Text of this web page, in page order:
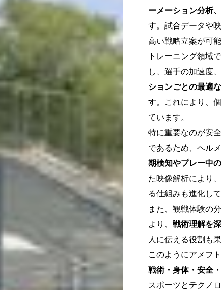
ーメーション分析
す。試合データや
高い戦略立案が可
トレーニング領域
し、選手の加速度
ションごとの最適
す。これにより、
ています。
特に重要なのが安
であるため、ヘル
期検知やプレー中
た映像解析により
る仕組みも進化して
また、観戦体験の
より、 戦術理解を
人に伝える役割も
このようにアメフ
戦術・身体・安全
スポーツとテクノ